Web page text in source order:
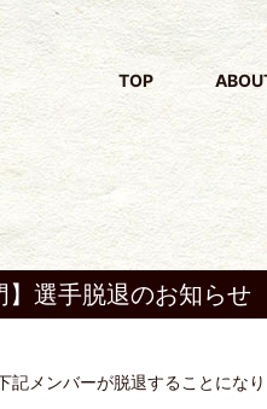
TOP
】選手脱退のお知らせ
記メンバーが脱退することにな